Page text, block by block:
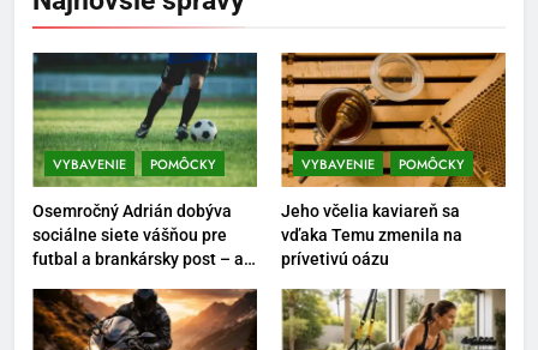
Najnovšie správy
VYBAVENIE POMÔCKY
Osemročný Adrián dobýva
sociálne siete vášňou pre
vďaka produktom z Temu
VYBAVENIE POMÔCKY
Jeho včelia kaviareň sa
vďaka Temu zmenila na
POMÔCKY
6
Ako kombinovať rôzne
tréningové pomôcky
POMÔCKY VYBAVENIE
7
Pomôcky na cvičenie brucha
POMÔCKY VYBAVENIE